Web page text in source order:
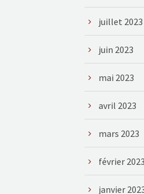
juillet 2023
juin 2023
mai 2023
avril 2023
mars 2023
février 2023
janvier